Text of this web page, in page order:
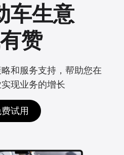
车生意
赞
和服务支持，帮助您在
现业务的增长
试用